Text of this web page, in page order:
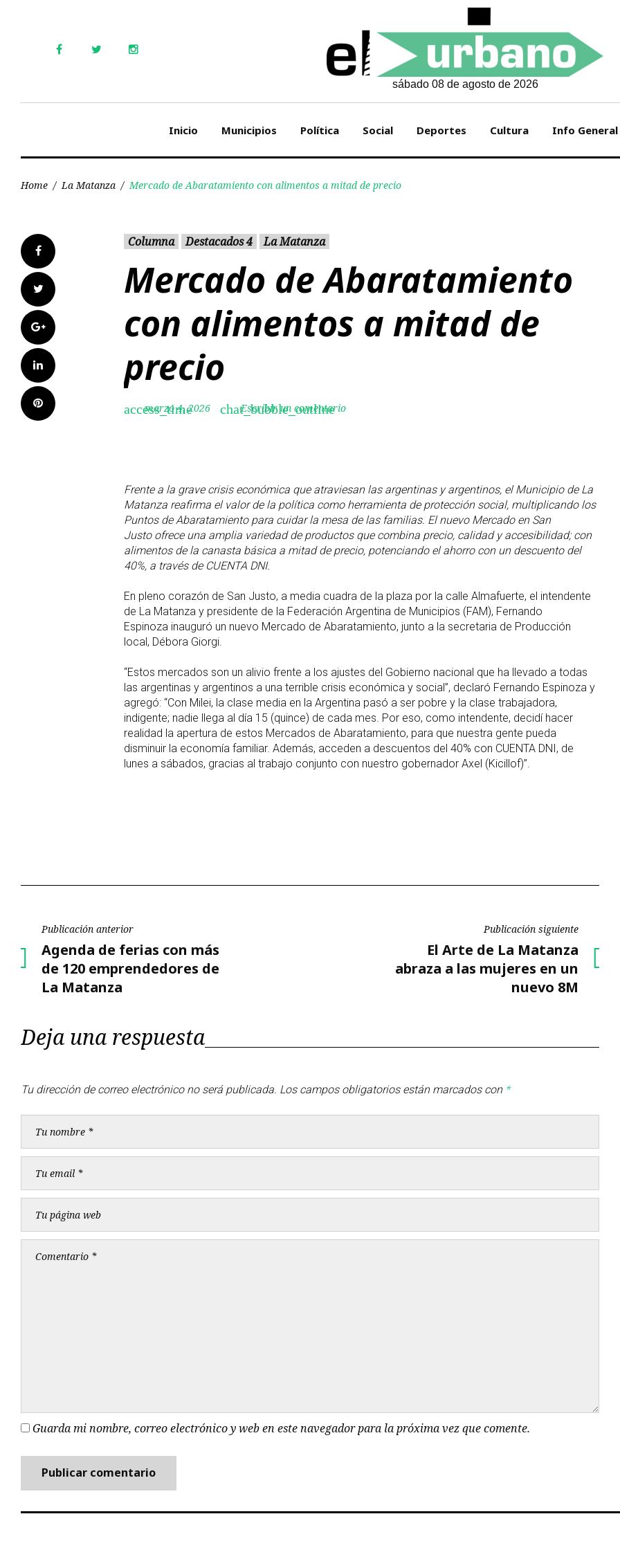
sábado 08 de agosto de 2026
Inicio Municipios Política Social Deportes Cultura Info General
Home / La Matanza / Mercado de Abaratamiento con alimentos a mitad de precio
Facebook
Twitter
Google+
LinkedIn
Pinterest
Columna Destacados 4 La Matanza
Mercado de Abaratamiento
con alimentos a mitad de
precio
access_time
marzo 4, 2026 chat_bubble_outline
Escribir un comentario
Frente a la grave crisis económica que atraviesan las argentinas y argentinos, el Municipio de La
Matanza reafirma el valor de la política como herramienta de protección social, multiplicando los
Puntos de Abaratamiento para cuidar la mesa de las familias. El nuevo Mercado en San
Justo ofrece una amplia variedad de productos que combina precio, calidad y accesibilidad; con
alimentos de la canasta básica a mitad de precio, potenciando el ahorro con un descuento del
40%, a través de CUENTA DNI.
En pleno corazón de San Justo, a media cuadra de la plaza por la calle Almafuerte, el intendente
de La Matanza y presidente de la Federación Argentina de Municipios (FAM), Fernando
Espinoza inauguró un nuevo Mercado de Abaratamiento, junto a la secretaria de Producción
local, Débora Giorgi.
“Estos mercados son un alivio frente a los ajustes del Gobierno nacional que ha llevado a todas
las argentinas y argentinos a una terrible crisis económica y social”, declaró Fernando Espinoza y
agregó: “Con Milei, la clase media en la Argentina pasó a ser pobre y la clase trabajadora,
indigente; nadie llega al día 15 (quince) de cada mes. Por eso, como intendente, decidí hacer
realidad la apertura de estos Mercados de Abaratamiento, para que nuestra gente pueda
disminuir la economía familiar. Además, acceden a descuentos del 40% con CUENTA DNI, de
lunes a sábados, gracias al trabajo conjunto con nuestro gobernador Axel (Kicillof)”.
Navegación
de
entradas
Publicación anterior
Publicación
anterior
Agenda de ferias con más
de 120 emprendedores de
La Matanza
Publicación siguiente
Publicación
siguiente
El Arte de La Matanza
abraza a las mujeres en un
nuevo 8M
Deja una respuesta
Tu dirección de correo electrónico no será publicada. Los campos obligatorios están marcados con *
Guarda mi nombre, correo electrónico y web en este navegador para la próxima vez que comente.